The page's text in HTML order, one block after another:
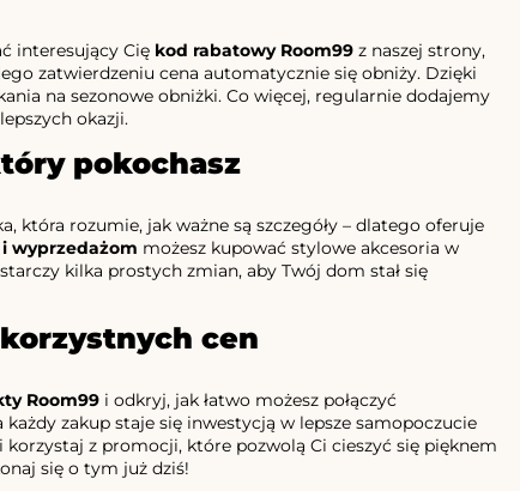
interesujący Cię kod rabatowy Room99 z naszej strony,
zatwierdzeniu cena automatycznie się obniży. Dzięki
na sezonowe obniżki. Co więcej, regularnie dodajemy
okazji.
pokochasz
rozumie, jak ważne są szczegóły – dlatego oferuje
wyprzedażom możesz kupować stylowe akcesoria w
kilka prostych zmian, aby Twój dom stał się
cen
Room99 i odkryj, jak łatwo możesz połączyć
każdy zakup staje się inwestycją w lepsze samopoczucie
z promocji, które pozwolą Ci cieszyć się pięknem
się o tym już dziś!